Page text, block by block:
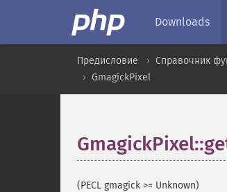
Downloads
Предисловие Справочник
GmagickPixel
(PECL gmagick >= Unknown)